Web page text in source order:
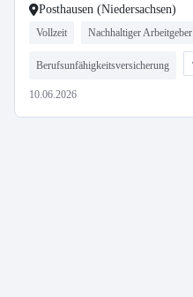
Posthausen (Niedersachsen)
Vollzeit Nachhaltiger Arbeitgeber
Berufsunfähigkeitsversicherung
10.06.2026